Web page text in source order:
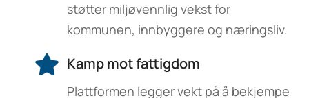
støtter miljøvennlig vekst for
kommunen, innbyggere og næringsliv.
Kamp mot fattigdom
Plattformen legger vekt på å bekjempe